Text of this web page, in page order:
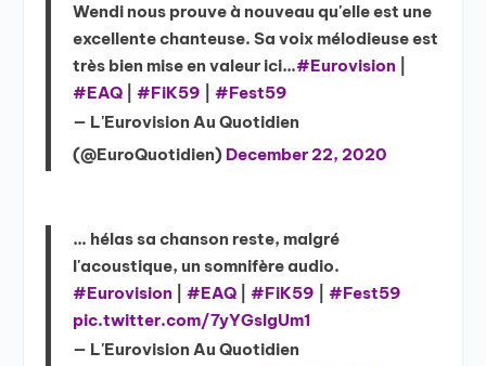
Wendi nous prouve à nouveau qu'elle est une
excellente chanteuse. Sa voix mélodieuse est
très bien mise en valeur ici…#Eurovision
#EAQ |#FiK59 |#Fest59
— L'Eurovision Au Quotidien
(@EuroQuotidien) December 22, 2020
… hélas sa chanson reste, malgré
l'acoustique, un somnifère audio.
#Eurovision |#EAQ |#FiK59 |#Fest59
pic.twitter.com/7yYGslgUm1
— L'Eurovision Au Quotidien